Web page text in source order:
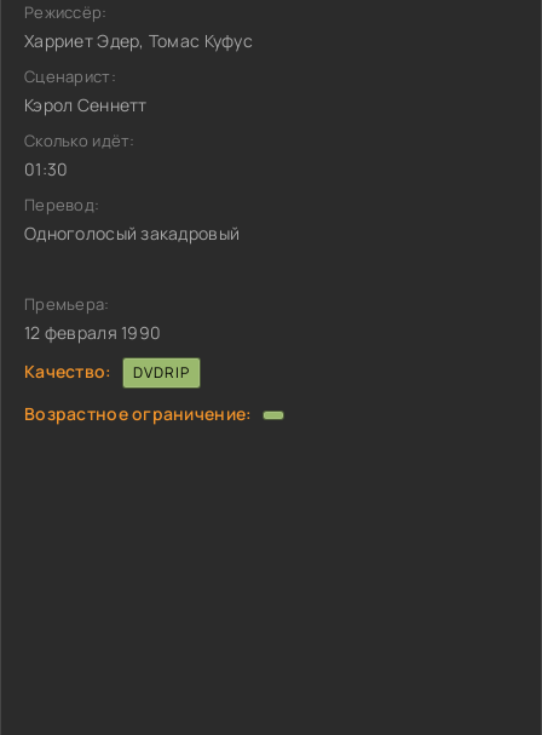
Режиссёр:
Харриет Эдер, Томас Куфус
Сценарист:
Кэрол Сеннетт
Сколько идёт:
01:30
Перевод:
Одноголосый закадровый
Премьера:
12 февраля 1990
Качество:
DVDRIP
Возрастное ограничение: